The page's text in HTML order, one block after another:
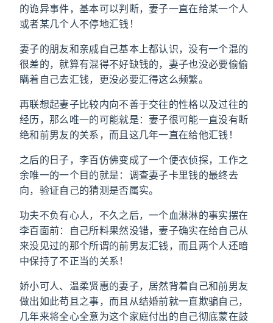
的诡异事件，基本可以判断，妻子一直在给某一个人
或者某几个人不停地汇钱！
妻子的朋友和亲戚自己基本上都认识，没有一个混的
很差的，就算有混得不好缺钱的，妻子也没必要偷偷
瞒着自己去汇钱，更没必要汇得这么频繁。
再联想起妻子比较内向不善于交往的性格以及过往的
经历，那么唯一的可能就是：妻子很可能一直没有断
绝和前男友的关系，而且这几年一直在给他汇钱！
之后的日子，李百仿佛变成了一个便衣侦探，工作之
余唯一的一个目的就是：调查妻子卡里钱的最终去
向，验证自己的猜测是否属实。
功夫不负有心人，不久之后，一个血淋淋的事实摆在
李百面前：自己所料果然没错，妻子确实在给自己从
来没见过的那个所谓的前男友汇钱，而且两个人还暗
中保持了不正当的关系！
娇小可人、温柔贤惠的妻子，居然背着自己和前男友
做出如此苟且之事，而且从结婚前就一直欺骗自己，
几年来将全心全意为这个家庭付出的自己彻底蒙在鼓